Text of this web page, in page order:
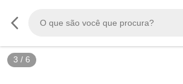
3 / 6